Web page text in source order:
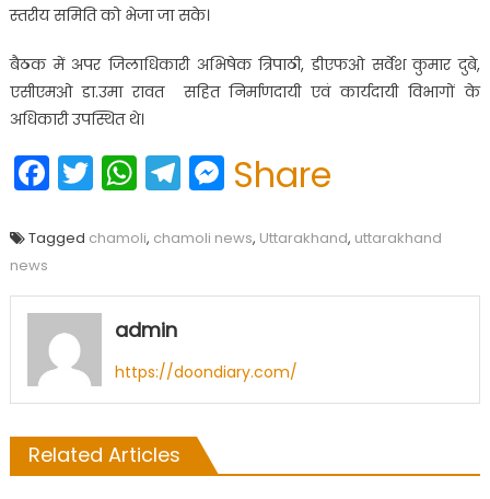
स्तरीय समिति को भेजा जा सके।
बैठक में अपर जिलाधिकारी अभिषेक त्रिपाठी, डीएफओ सर्वेश कुमार दुबे,
एसीएमओ डा.उमा रावत सहित निर्माणदायी एवं कार्यदायी विभागों के
अधिकारी उपस्थित थे।
Facebook
Twitter
WhatsApp
Telegram
Messenger
Share
Tagged chamoli, chamoli news, Uttarakhand, uttarakhand
news
admin
https://doondiary.com/
Related Articles